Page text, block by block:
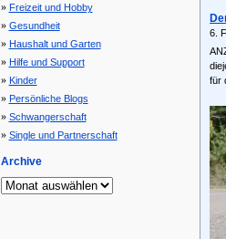
Freizeit und Hobby
Gesundheit
Haushalt und Garten
Hilfe und Support
Kinder
Persönliche Blogs
Schwangerschaft
Single und Partnerschaft
Archive
6.
für